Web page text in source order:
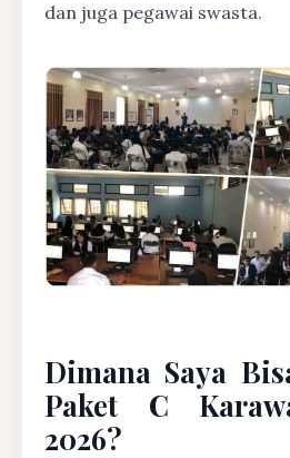
dan juga pegawai swasta.
Dimana Saya
Paket C
2026?